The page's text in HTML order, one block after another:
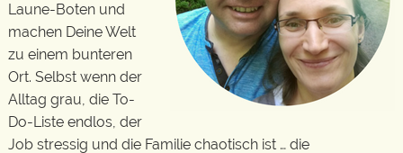
Laune-Boten und
machen Deine Welt
zu einem bunteren
Ort. Selbst wenn der
Alltag grau, die To-
Do-Liste endlos, der
Job stressig und die Familie chaotisch ist … die